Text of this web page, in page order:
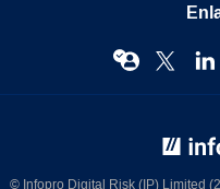
© Infopro Digital Risk (IP) Limited